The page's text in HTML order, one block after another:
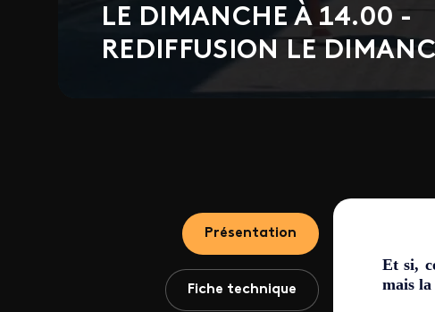
LE DIMANCHE À 14.00 -
REDIFFUSION LE
Présentation
Fiche technique
Et si,
mais la